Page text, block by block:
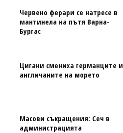
Червено ферари се натресе в
мантинела на пътя Варна-
Бургас
Цигани смениха германците и
англичаните на морето
Масови съкращения: Сеч в
администрацията